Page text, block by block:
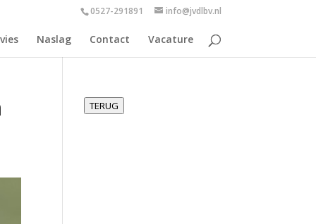
0527-291891 info@jvdlbv.nl
Naslag Contact Vacature
TERUG